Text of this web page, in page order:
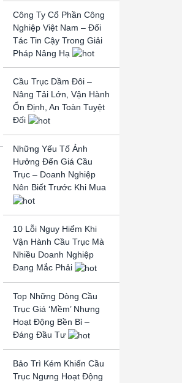
Công Ty Cổ Phần Công
Nghiệp Việt Nam – Đối
Tác Tin Cậy Trong Giải
Pháp Nâng Hạ
Cầu Trục Dầm Đôi –
Nâng Tải Lớn, Vận Hành
Ổn Định, An Toàn Tuyệt
Đối
Những Yếu Tố Ảnh
Hưởng Đến Giá Cầu
Trục – Doanh Nghiệp
Nên Biết Trước Khi Mua
10 Lỗi Nguy Hiểm Khi
Vận Hành Cầu Trục Mà
Nhiều Doanh Nghiệp
Đang Mắc Phải
Top Những Dòng Cầu
Trục Giá ‘Mềm’ Nhưng
Hoạt Động Bền Bỉ –
Đáng Đầu Tư
Bảo Trì Kém Khiến Cầu
Trục Ngưng Hoạt Động